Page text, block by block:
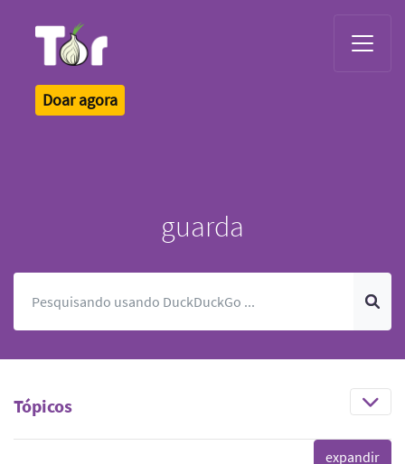
Doar agora
guarda
Tópicos